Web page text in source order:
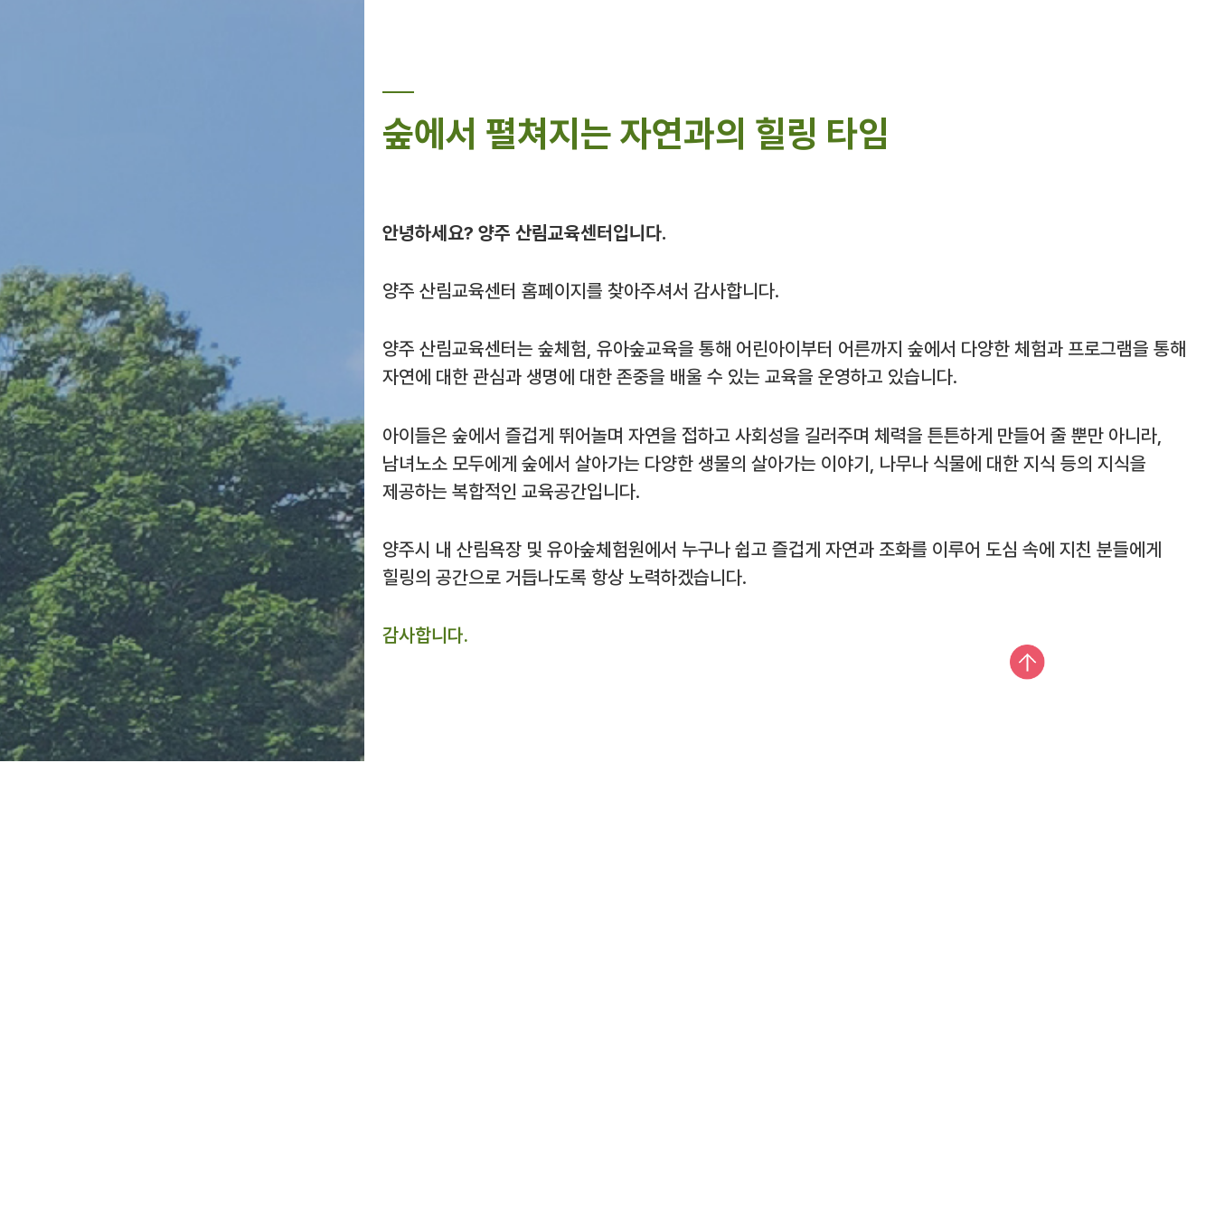
숲에서 펼쳐지는 자연과의 힐링 타임
안녕하세요? 양주 산림교육센터입니다.
양주 산림교육센터 홈페이지를 찾아주셔서 감사합니다.
양주 산림교육센터는 숲체험, 유아숲교육을 통해 어린아이부터 어른까지 숲에서 다양한 체험과 프로그램을 통해
자연에 대한 관심과 생명에 대한 존중을 배울 수 있는 교육을 운영하고 있습니다.
아이들은 숲에서 즐겁게 뛰어놀며 자연을 접하고 사회성을 길러주며 체력을 튼튼하게 만들어 줄 뿐만 아니라,
남녀노소 모두에게 숲에서 살아가는 다양한 생물의 살아가는 이야기, 나무나 식물에 대한 지식 등의 지식을
제공하는 복합적인 교육공간입니다.
양주시 내 산림욕장 및 유아숲체험원에서 누구나 쉽고 즐겁게 자연과 조화를 이루어 도심 속에 지친 분들에게
힐링의 공간으로 거듭나도록 항상 노력하겠습니다.
감사합니다.